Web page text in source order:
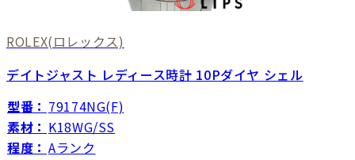
ROLEX(ロレックス)
デイトジャスト レディース時計 10Pダイヤ シェル
型番： 79174NG(F)
素材： K18WG/SS
程度： Aランク